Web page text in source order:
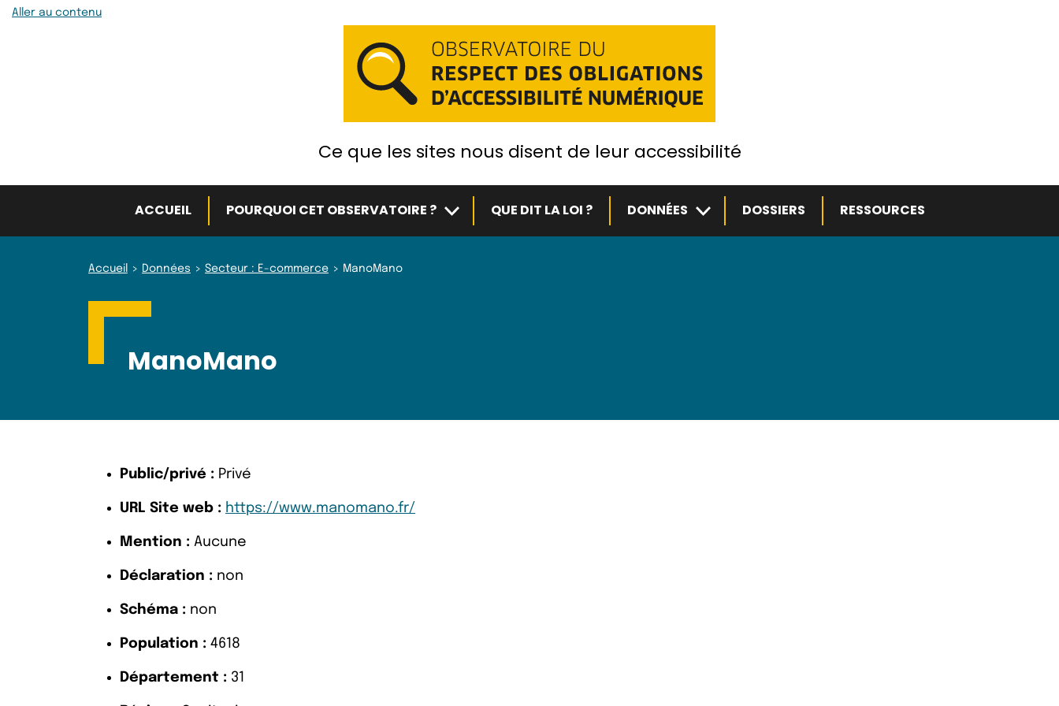
Aller au contenu
Ce que les sites nous disent de leur accessibilité
ACCUEIL POURQUOI CET OBSERVATOIRE ? Sous-menuQUE DIT LA LOI ? DONNÉES Sous-menuDOSSIERS RESSOURCES
Accueil Données Secteur : E-commerce ManoMano
ManoMano
Public/privé : Privé
URL Site web : https://www.manomano.fr/
Mention : Aucune
Déclaration : non
Schéma : non
Population : 4618
Département : 31